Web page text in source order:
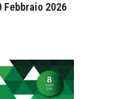
Febbraio 2026